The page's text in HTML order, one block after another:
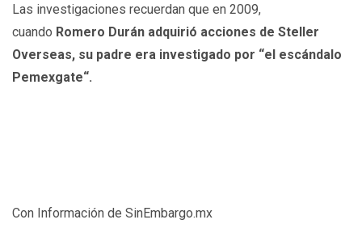
Las investigaciones recuerdan que en 2009,
cuando Romero Durán adquirió acciones de Steller
Overseas, su padre era investigado por “el escándalo
Pemexgate“.
Con Información de SinEmbargo.mx